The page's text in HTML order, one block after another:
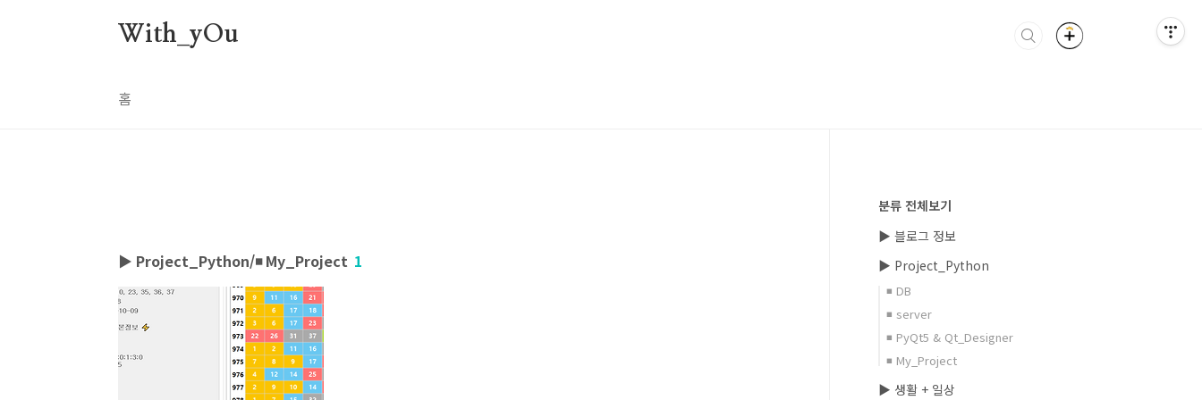
With_yOu
홈
▶ Project_Python/◾ My_Project 1
분류 전체보기
▶ 블로그 정보
▶ Project_Python
◾ DB
◾ server
◾ PyQt5 & Qt_Designer
◾ My_Project
▶ 생활 + 일상